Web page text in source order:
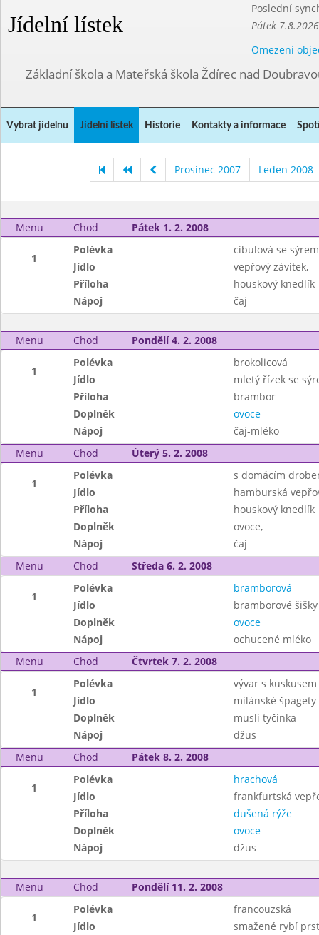
Jídelní lístek
Poslední
Pátek
Omezení
Základní škola a Mateřská škola Ždírec nad
Vybrat jídelnu Jídelní lístek Historie Kontakty a informace
Prosinec 2007 Leden 2008
Menu Chod Pátek 1. 2. 2008
1
Polévka
cibulová se sýrem
Jídlo
vepřový závitek,
Příloha
houskový knedlík
Nápoj
čaj
Menu Chod Pondělí 4. 2. 2008
1
Polévka
brokolicová
Jídlo
mletý řízek se
Příloha
brambor
Doplněk
ovoce
Nápoj
čaj-mléko
Menu
Chod Úterý 5. 2. 2008
1
Polévka
s domácím
Jídlo
hamburská
Příloha
houskový knedlík
Doplněk
ovoce,
Nápoj
čaj
Menu
Chod Středa 6. 2. 2008
1
Polévka
bramborová
Jídlo
bramborové
Doplněk
ovoce
Nápoj
ochucené mléko
Menu
Chod Čtvrtek 7. 2. 2008
1
Polévka
vývar s kuskusem
Jídlo
milánské špagety
Doplněk
musli tyčinka
Nápoj
džus
Menu
Chod Pátek 8. 2. 2008
1
Polévka
hrachová
Jídlo
frankfurtská
Příloha
dušená rýže
Doplněk
ovoce
Nápoj
džus
Menu Chod Pondělí 11. 2. 2008
1
Polévka
francouzská
Jídlo
smažené rybí